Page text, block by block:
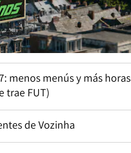
menos menús y más horas
trae FUT)
de Vozinha